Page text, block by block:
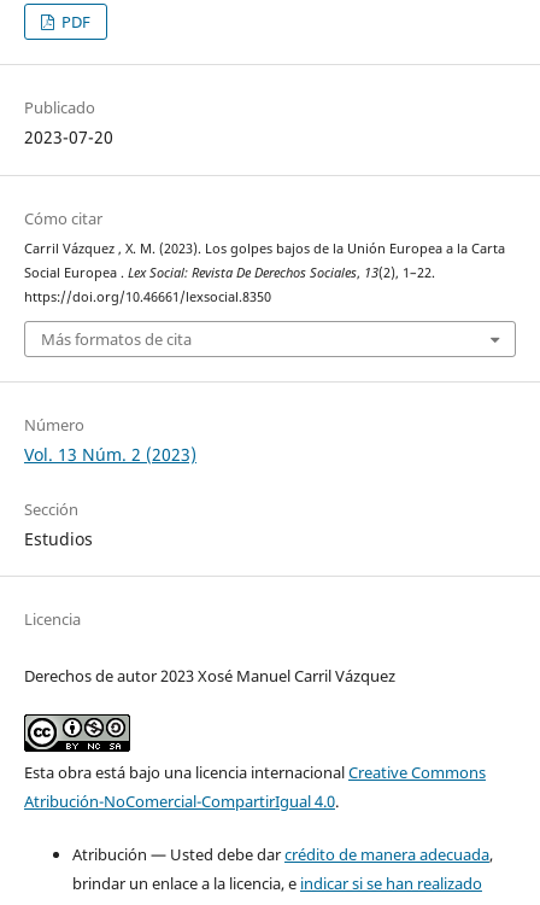
PDF
Publicado
2023-07-20
Cómo citar
Carril Vázquez , X. M. (2023). Los golpes bajos de la Unión Europea a la Carta
Social Europea . Lex Social: Revista De Derechos Sociales, 13(2), 1–22.
https://doi.org/10.46661/lexsocial.8350
Más formatos de cita
Número
Vol. 13 Núm. 2 (2023)
Sección
Estudios
Licencia
Derechos de autor 2023 Xosé Manuel Carril Vázquez
Esta obra está bajo una licencia internacionalCreative Commons
Atribución-NoComercial-CompartirIgual 4.0.
Atribución — Usted debe darcrédito de manera adecuada,
brindar un enlace a la licencia, e indicar si se han realizado